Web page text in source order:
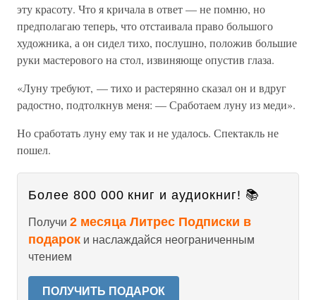
эту красоту. Что я кричала в ответ — не помню, но
предполагаю теперь, что отстаивала право большого
художника, а он сидел тихо, послушно, положив большие
руки мастерового на стол, извиняюще опустив глаза.
«Луну требуют, — тихо и растерянно сказал он и вдруг
радостно, подтолкнув меня: — Сработаем луну из меди».
Но сработать луну ему так и не удалось. Спектакль не
пошел.
Более 800 000 книг и аудиокниг! 📚
Получи 2 месяца Литрес Подписки в
подарок и наслаждайся неограниченным
чтением
ПОЛУЧИТЬ ПОДАРОК